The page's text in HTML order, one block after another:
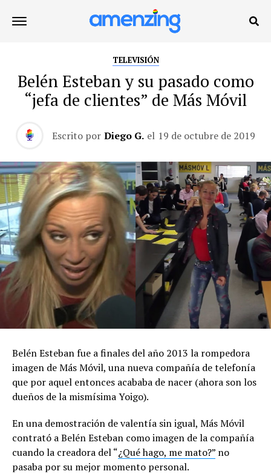
TELEVISIÓN
Belén Esteban y su pasado como
“jefa de clientes” de Más Móvil
Escrito por Diego G. el 19 de octubre de 2019
Belén Esteban fue a finales del año 2013 la rompedora
imagen de Más Móvil, una nueva compañía de telefonía
que por aquel entonces acababa de nacer (ahora son los
dueños de la mismísima Yoigo).
En una demostración de valentía sin igual, Más Móvil
contrató a Belén Esteban como imagen de la compañía
cuando la creadora del “¿Qué hago, me mato?” no
pasaba por su mejor momento personal.